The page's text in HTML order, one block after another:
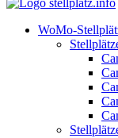
WoMo-